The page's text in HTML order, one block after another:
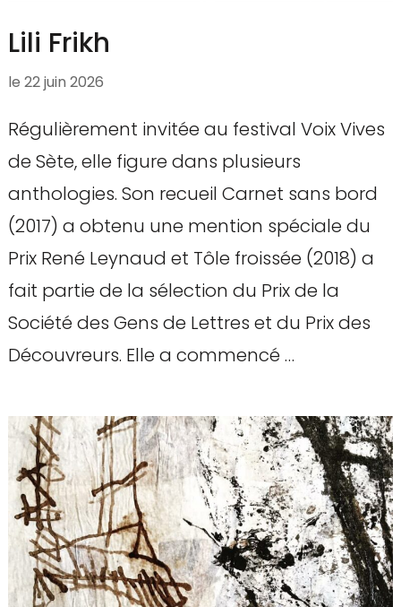
Lili Frikh
le 22 juin 2026
Régulièrement invitée au festival Voix Vives
de Sète, elle figure dans plusieurs
anthologies. Son recueil Carnet sans bord
(2017) a obtenu une mention spéciale du
Prix René Leynaud et Tôle froissée (2018) a
fait partie de la sélection du Prix de la
Société des Gens de Lettres et du Prix des
Découvreurs. Elle a commencé …